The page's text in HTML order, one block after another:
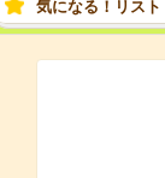
気になる！リスト